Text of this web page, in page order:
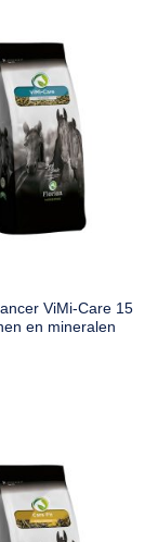
ViMi-Care 15
en mineralen